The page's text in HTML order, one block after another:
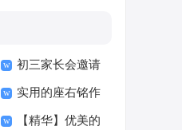
初三家长会邀请
函15篇
实用的座右铭作
文400字集合十篇
【精华】优美的